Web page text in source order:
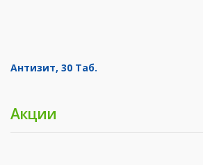
Антизит, 30 Таб.
Акции